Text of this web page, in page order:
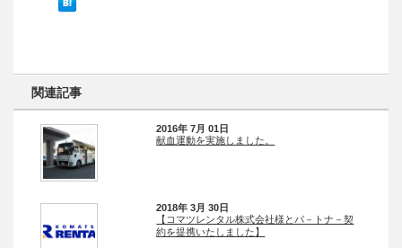
関連記事
2016年 7月 01日
献血運動を実施しました。
2018年 3月 30日
【コマツレンタル株式会社様とパ－トナ－契
約を提携いたしました】